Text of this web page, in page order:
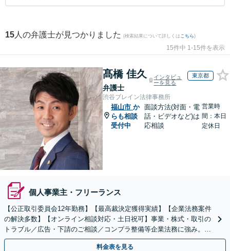
15 人の弁護士が見つかりました (検索結果について詳しくは こちら)
15件中 1-15件を表示
髙橋 佳久
弁護士
インタビュ
ーを見る
東京都
渋谷ブレイン法律事務所
福山市 か
らも相談
受付中
面談方法(対面・電
話・ビデオなど)は
応相談
営業時
間：本日
定休日
個人事業主・フリーランス
【公正取引委員会12年勤務】【最高裁決定獲得実績】【企業法務案件
の解決多数】【オンライン相談対応・土日祝可】事業・株式・取引の
トラブル／広告・下請のご相談／コンプラ整備等企業法務に強み。株
式の相続／誹謗中傷対策／不動産問題まで幅広く対応！
料金表を見る